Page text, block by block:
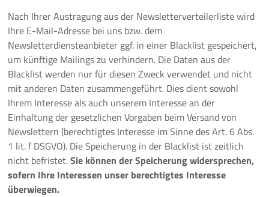
Nach Ihrer Austragung aus der Newsletterverteilerliste wird
Ihre E-Mail-Adresse bei uns bzw. dem
Newsletterdiensteanbieter ggf. in einer Blacklist gespeichert,
um künftige Mailings zu verhindern. Die Daten aus der
Blacklist werden nur für diesen Zweck verwendet und nicht
mit anderen Daten zusammengeführt. Dies dient sowohl
Ihrem Interesse als auch unserem Interesse an der
Einhaltung der gesetzlichen Vorgaben beim Versand von
Newslettern (berechtigtes Interesse im Sinne des Art. 6 Abs.
1 lit. f DSGVO). Die Speicherung in der Blacklist ist zeitlich
nicht befristet.Sie können der Speicherung widersprechen,
sofern Ihre Interessen unser berechtigtes Interesse
überwiegen.